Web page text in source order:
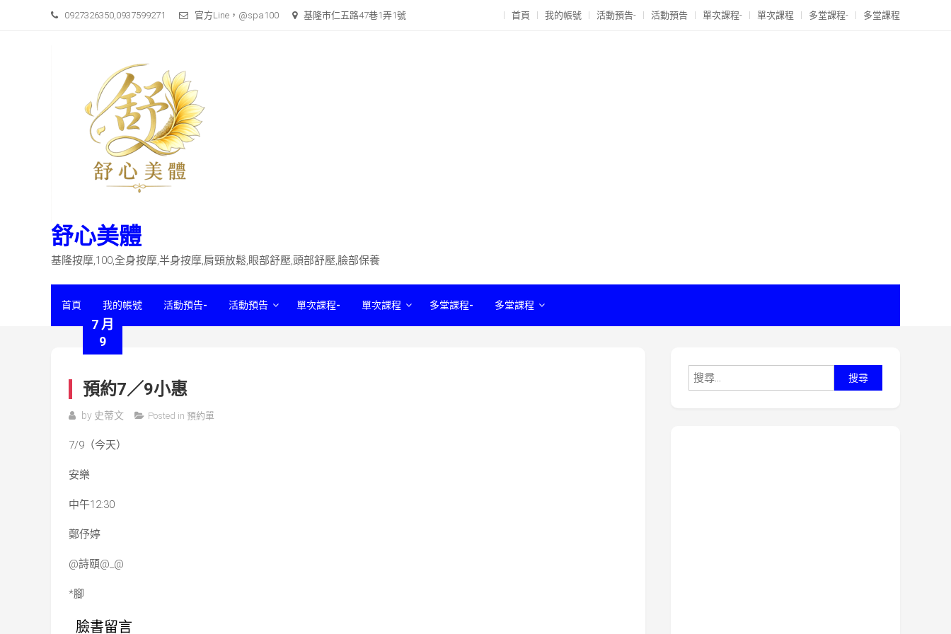
0927326350,0937599271 官方Line，@spa100 基隆市仁五路47巷1弄1號 首頁 我的帳號 活動預告- 活動預告 單次課程- 單次課程 多堂課程- 多堂課程
舒心美體
基隆按摩,100,全身按摩,半身按摩,肩頸放鬆,眼部舒壓,頭部舒壓,臉部保養
首頁 我的帳號 活動預告- 活動預告 單次課程- 單次課程 多堂課程- 多堂課程
7 月
9
預約7／9小惠
by 史蒂文 Posted in 預約單
7/9（今天）
安樂
中午12:30
鄭伃婷
@詩頤@_@
*腳
臉書留言
尋